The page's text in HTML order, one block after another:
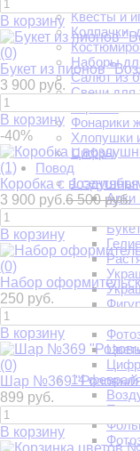
Квесты и
Колпачки,
Наборы
Салют из
Свечи для
Фонарики
Хлопушки
Цифры
Повод
1 сентября
Арки
14
В корзину
(0)
Букет из пионов
3 900 руб.
В корзину
-40%
(1)
Коробка с
3 900 руб.6 500 руб.
В корзину
(0)
Набор
250 руб.
В корзину
(0)
Шар №369 "Розовый
899 руб.
В корзину